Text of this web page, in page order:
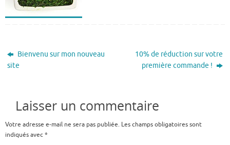
Bienvenu sur mon nouveau
site
10% de réduction sur votre
première commande !
Laisser un commentaire
Votre adresse e-mail ne sera pas publiée. Les champs obligatoires sont
indiqués avec*